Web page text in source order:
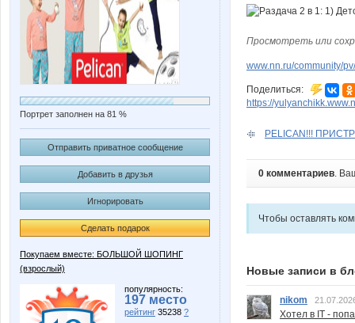
Портрет заполнен на 81 %
Отправить приватное сообщение
Добавить в друзья
Игнорировать
Сделать подарок
Покупаем вместе: БОЛЬШОЙ ШОПИНГ
(взрослый)
популярность:
197 место
рейтинг 35238 ?
Просмотреть или
www.nn.ru/community/
Поделиться:
https://
PELICAN!!!
0 комментариев.
Чтобы оставлять
Новые записи в
nikom
Хотел в IT -